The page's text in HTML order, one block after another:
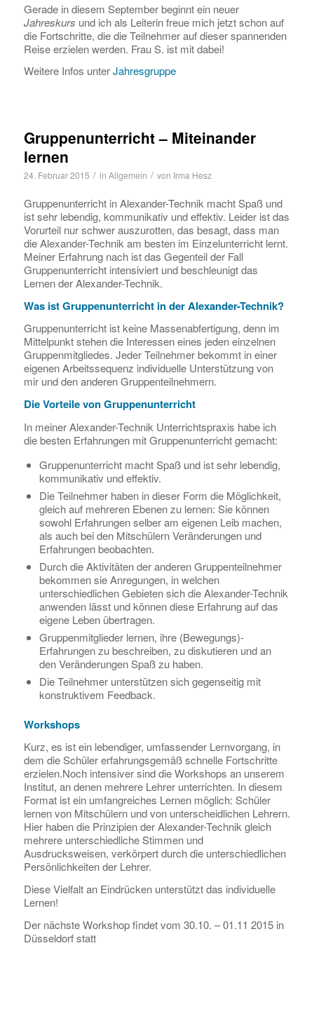
Gerade in diesem September beginnt ein neuer
Jahreskurs und ich als Leiterin freue mich jetzt schon auf
die Fortschritte, die die Teilnehmer auf dieser spannenden
Reise erzielen werden. Frau S. ist mit dabei!
Weitere Infos unterJahresgruppe
Gruppenunterricht – Miteinander
lernen
24. Februar 2015 / in Allgemein / von Irma Hesz
Gruppenunterricht in Alexander-Technik macht Spaß und
ist sehr lebendig, kommunikativ und effektiv. Leider ist das
Vorurteil nur schwer auszurotten, das besagt, dass man
die Alexander-Technik am besten im Einzelunterricht lernt.
Meiner Erfahrung nach ist das Gegenteil der Fall 
Gruppenunterricht intensiviert und beschleunigt das
Lernen der Alexander-Technik.
Was ist Gruppenunterricht in der Alexander-Technik?
Gruppenunterricht ist keine Massenabfertigung, denn im
Mittelpunkt stehen die Interessen eines jeden einzelnen
Gruppenmitgliedes. Jeder Teilnehmer bekommt in einer
eigenen Arbeitssequenz individuelle Unterstützung von
mir und den anderen Gruppenteilnehmern.
Die Vorteile von Gruppenunterricht
In meiner Alexander-Technik Unterrichtspraxis habe ich
die besten Erfahrungen mit Gruppenunterricht gemacht:
Gruppenunterricht macht Spaß und ist sehr lebendig,
kommunikativ und effektiv.
Die Teilnehmer haben in dieser Form die Möglichkeit,
gleich auf mehreren Ebenen zu lernen: Sie können
sowohl Erfahrungen selber am eigenen Leib machen,
als auch bei den Mitschülern Veränderungen und
Erfahrungen beobachten.
Durch die Aktivitäten der anderen Gruppenteilnehmer
bekommen sie Anregungen, in welchen
unterschiedlichen Gebieten sich die Alexander-Technik
anwenden lässt und können diese Erfahrung auf das
eigene Leben übertragen.
Gruppenmitglieder lernen, ihre (Bewegungs)-
Erfahrungen zu beschreiben, zu diskutieren und an
den Veränderungen Spaß zu haben.
Die Teilnehmer unterstützen sich gegenseitig mit
konstruktivem Feedback.
Workshops
Kurz, es ist ein lebendiger, umfassender Lernvorgang, in
dem die Schüler erfahrungsgemäß schnelle Fortschritte
erzielen.Noch intensiver sind die Workshops an unserem
Institut, an denen mehrere Lehrer unterrichten. In diesem
Format ist ein umfangreiches Lernen möglich: Schüler
lernen von Mitschülern und von unterscheidlichen Lehrern.
Hier haben die Prinzipien der Alexander-Technik gleich
mehrere unterschiedliche Stimmen und
Ausdrucksweisen, verkörpert durch die unterschiedlichen
Persönlichkeiten der Lehrer.
Diese Vielfalt an Eindrücken unterstützt das individuelle
Lernen!
Der nächste Workshop findet vom 30.10. – 01.11 2015 in
Düsseldorf statt